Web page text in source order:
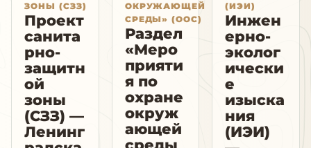
ЗОНЫ (СЗЗ)
Проект
санита
рно-
защитн
ой
зоны
(СЗЗ) —
Ленинг
ОКРУЖАЮЩЕЙ
СРЕДЫ» (ООС)
Раздел
«Меро
прияти
я по
охране
окруж
ающей
(ИЭИ)
Инжен
ерно-
эколог
ически
е
изыска
ния
(ИЭИ)